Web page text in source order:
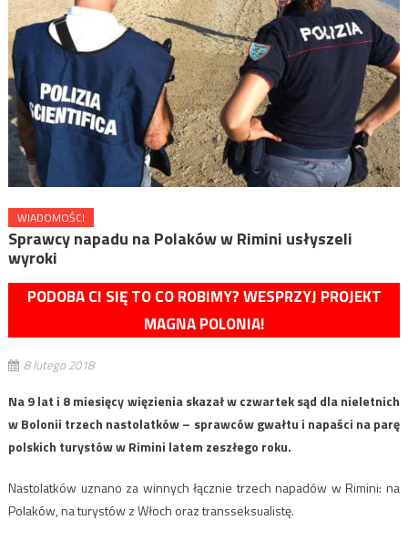
WIADOMOŚCI
Sprawcy napadu na Polaków w Rimini usłyszeli
wyroki
PODOBA CI SIĘ TO CO ROBIMY? WESPRZYJ PROJEKT
MAGNA POLONIA!
8 lutego 2018
Na 9 lat i 8 miesięcy więzienia skazał w czwartek sąd dla nieletnich
w Bolonii trzech nastolatków – sprawców gwałtu i napaści na parę
polskich turystów w Rimini latem zeszłego roku.
Nastolatków uznano za winnych łącznie trzech napadów w Rimini: na
Polaków, na turystów z Włoch oraz transseksualistę.